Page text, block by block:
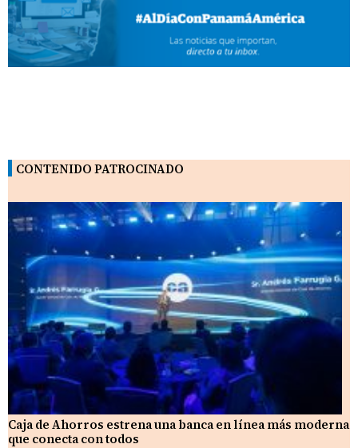
CONTENIDO PATROCINADO
Caja de Ahorros estrena una banca en línea más moderna
que conecta con todos